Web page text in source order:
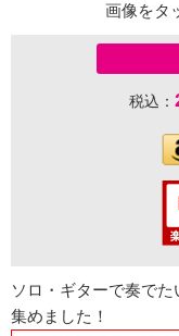
画像をタ
税込：
ソロ・ギターで奏で
集めました！